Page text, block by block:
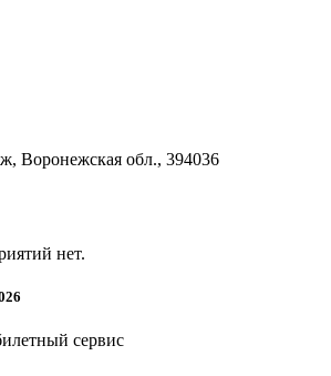
Воронежская обл., 394036
нет.
сервис